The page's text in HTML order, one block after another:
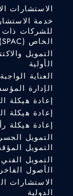
الاستشارات
خدمة
للشركات
الخاص (SPAC)
التمويل
الأولية
العناية الواجبة
الإدارة
إعادة هيكلة
إعادة هيكلة
إعادة هيكلة
التمويل
التمويل
التمويل
الأصول
الاستشارات
الدولية